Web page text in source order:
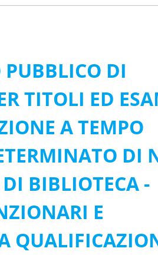
DI
TITOLI ED
A TEMPO
DI
BIBLIOTECA -
E